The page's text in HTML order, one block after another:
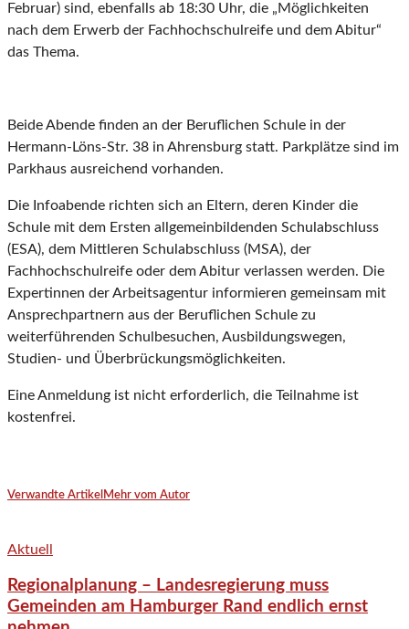
Februar) sind, ebenfalls ab 18:30 Uhr, die „Möglichkeiten
nach dem Erwerb der Fachhochschulreife und dem Abitur“
das Thema.
Beide Abende finden an der Beruflichen Schule in der
Hermann-Löns-Str. 38 in Ahrensburg statt. Parkplätze sind im
Parkhaus ausreichend vorhanden.
Die Infoabende richten sich an Eltern, deren Kinder die
Schule mit dem Ersten allgemeinbildenden Schulabschluss
(ESA), dem Mittleren Schulabschluss (MSA), der
Fachhochschulreife oder dem Abitur verlassen werden. Die
Expertinnen der Arbeitsagentur informieren gemeinsam mit
Ansprechpartnern aus der Beruflichen Schule zu
weiterführenden Schulbesuchen, Ausbildungswegen,
Studien- und Überbrückungsmöglichkeiten.
Eine Anmeldung ist nicht erforderlich, die Teilnahme ist
kostenfrei.
Verwandte Artikel Mehr vom Autor
Aktuell
Regionalplanung – Landesregierung muss
Gemeinden am Hamburger Rand endlich ernst